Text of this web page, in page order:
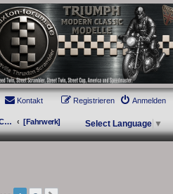
Modern Classic Modelle. Das Forum für
2001. Triumph Bonneville, Thruxton,
Scrambler, Street Twin, Street Cup, America
Kontakt Anmelden
Registrieren
Modern Classics - Baujahre 2001 bis 2015 [AC] [Fahrwerk] Select Language ▼